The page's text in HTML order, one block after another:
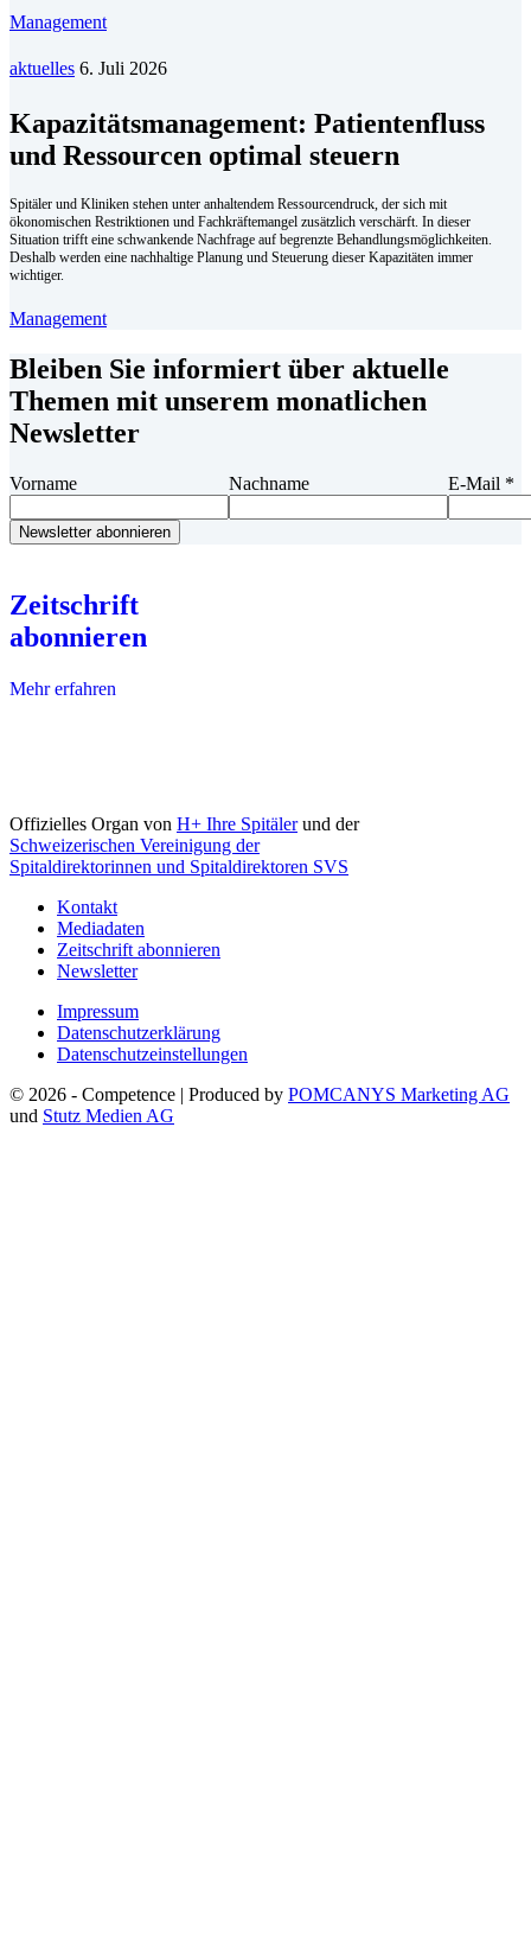
Management
aktuelles 6. Juli 2026
Kapazitätsmanagement: Patientenfluss
und Ressourcen optimal steuern
Spitäler und Kliniken stehen unter anhaltendem Ressourcendruck, der sich mit
ökonomischen Restriktionen und Fachkräftemangel zusätzlich verschärft. In dieser
Situation trifft eine schwankende Nachfrage auf begrenzte Behandlungsmöglichkeiten.
Deshalb werden eine nachhaltige Planung und Steuerung dieser Kapazitäten immer
wichtiger.
Management
Bleiben Sie informiert über aktuelle
Themen mit unserem monatlichen
Newsletter
Vorname Nachname E-Mail *
Zeitschrift
abonnieren
Mehr erfahren
Offizielles Organ von H+ Ihre Spitälerund der
Schweizerischen Vereinigung der
Spitaldirektorinnen und Spitaldirektoren SVS
Kontakt
Mediadaten
Zeitschrift abonnieren
Newsletter
Impressum
Datenschutzerklärung
Datenschutzeinstellungen
© 2026 - Competence | Produced by POMCANYS Marketing AG
und Stutz Medien AG